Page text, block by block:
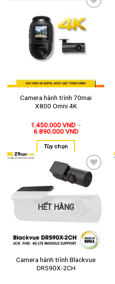
Camera hành trình 70mai
X800 Omni 4K
1.450.000VND–
6.890.000VND
Tùy chọn
Thêm
vào
thích
HẾT HÀNG
Camera hành trình Blackvue
DR590X-2CH